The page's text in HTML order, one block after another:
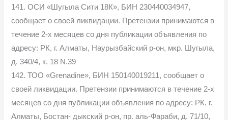
141. ОСИ «Шугыла Сити 18К», БИН 230440034947,
сообщает о своей ликвидации. Претензии принимаются в
течение 2-х месяцев со дня публикации объявления по
адресу: РК, г. Алматы, Наурызбайский р-он, мкр. Шугыла,
д. 340/4, к. 18 N.39
142. ТОО «Grenadine», БИН 150140019211, сообщает о
своей ликвидации. Претензии принимаются в течение 2-х
месяцев со дня публикации объявления по адресу: РК, г.
Алматы, Бостан- дыкский р-он, пр. аль-Фараби, д. 71/10,